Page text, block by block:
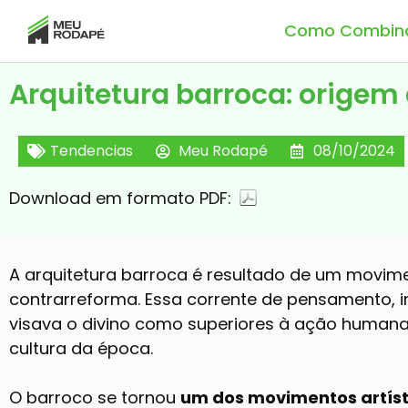
Como
Arquitetura barroca:
Tendencias Meu Rodapé 08/10/2024
Download em formato PDF:
A arquitetura barroca é resultado de um
contrarreforma. Essa corrente de pensamento,
visava o divino como superiores à ação
cultura da época.
O barroco se tornou um dos movimentos